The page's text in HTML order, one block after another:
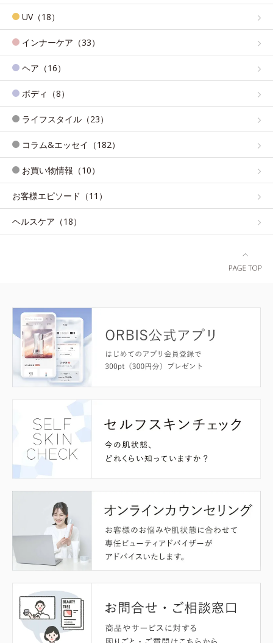
UV（18）
インナーケア（33）
ヘア（16）
ボディ（8）
ライフスタイル（23）
コラム&エッセイ（182）
お買い物情報（10）
お客様エピソード（11）
ヘルスケア（18）